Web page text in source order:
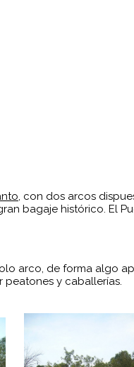
, con dos arcos
bagaje histórico. El
arco, de forma algo
y caballerías.